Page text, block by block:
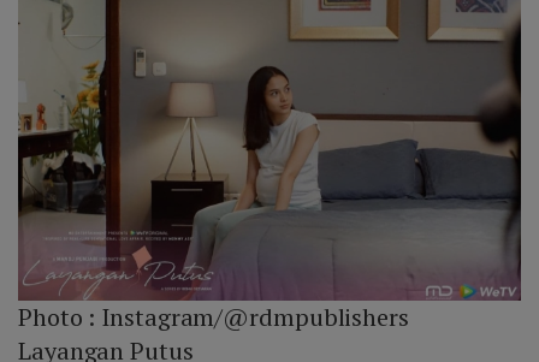
Photo : Instagram/@rdmpublishers
Layangan Putus